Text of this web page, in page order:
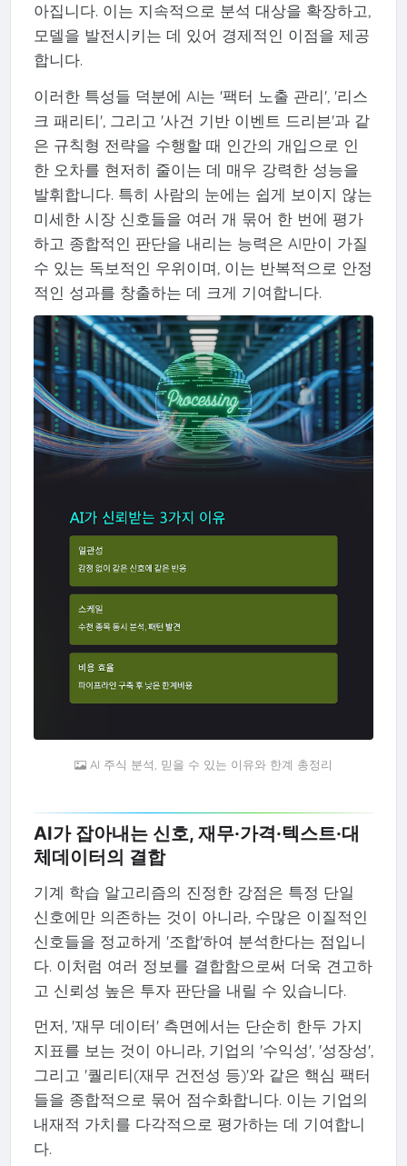
아집니다. 이는 지속적으로 분석 대상을 확장하고,
모델을 발전시키는 데 있어 경제적인 이점을 제공
합니다.
이러한 특성들 덕분에 AI는 '팩터 노출 관리', '리스
크 패리티', 그리고 '사건 기반 이벤트 드리븐'과 같
은 규칙형 전략을 수행할 때 인간의 개입으로 인
한 오차를 현저히 줄이는 데 매우 강력한 성능을
발휘합니다. 특히 사람의 눈에는 쉽게 보이지 않는
미세한 시장 신호들을 여러 개 묶어 한 번에 평가
하고 종합적인 판단을 내리는 능력은 AI만이 가질
수 있는 독보적인 우위이며, 이는 반복적으로 안정
적인 성과를 창출하는 데 크게 기여합니다.
AI 주식 분석, 믿을 수 있는 이유와 한계 총정리
AI가 잡아내는 신호, 재무·가격·텍스트·대
체데이터의 결합
기계 학습 알고리즘의 진정한 강점은 특정 단일
신호에만 의존하는 것이 아니라, 수많은 이질적인
신호들을 정교하게 '조합'하여 분석한다는 점입니
다. 이처럼 여러 정보를 결합함으로써 더욱 견고하
고 신뢰성 높은 투자 판단을 내릴 수 있습니다.
먼저, '재무 데이터' 측면에서는 단순히 한두 가지
지표를 보는 것이 아니라, 기업의 '수익성', '성장성',
그리고 '퀄리티(재무 건전성 등)'와 같은 핵심 팩터
들을 종합적으로 묶어 점수화합니다. 이는 기업의
내재적 가치를 다각적으로 평가하는 데 기여합니
다.